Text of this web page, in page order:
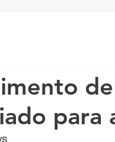
para